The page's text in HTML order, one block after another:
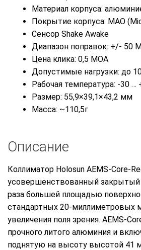
Материал корпуса:
Покрытие корпуса: MAO
Сенсор Shake Awake
Диапазон поправок: +/- 50
Цена клика: 0,5 MOA
Допустимые нагрузки: до
Рабочая температура: -30 …
Размер: 55,9×39,1×43,2 мм
Масса: ~110,5г
Описание
Коллиматор Holosun AEMS-Core-
усовершенствованный закрытый
раза большей площадью
стандартных 20-миллиметровых
увеличения поля зрения. AEMS-
прочного литого алюминия и
поднятую на высоту высотой 41